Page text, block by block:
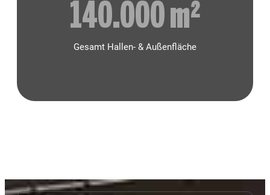
Gesamt Hallen- & Außenfläche
140.000 m²